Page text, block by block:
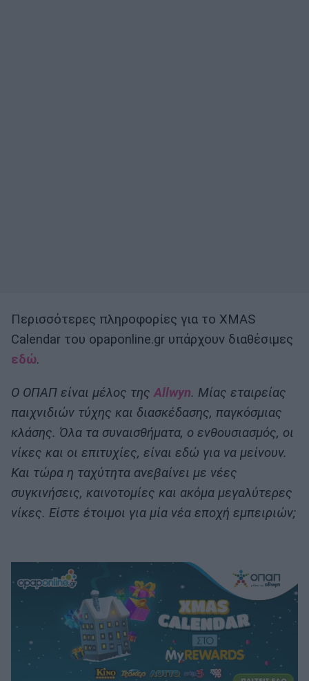
Περισσότερες πληροφορίες για το XMAS
Calendar του opaponline.gr υπάρχουν διαθέσιμες
εδώ.
Ο ΟΠΑΠ είναι μέλος τηςAllwyn. Μίας εταιρείας
παιχνιδιών τύχης και διασκέδασης, παγκόσμιας
κλάσης. Όλα τα συναισθήματα, ο ενθουσιασμός, οι
νίκες και οι επιτυχίες, είναι εδώ για να μείνουν.
Και τώρα η ταχύτητα ανεβαίνει με νέες
συγκινήσεις, ​καινοτομίες και ακόμα μεγαλύτερες
νίκες.​ Είστε έτοιμοι για μία νέα εποχή εμπειριών;